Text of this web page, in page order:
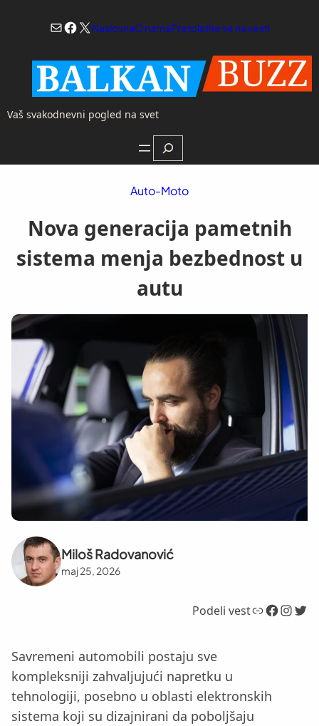
Mail
Facebook
X NaslovnaO namaPretplatite se na vesti
Vaš svakodnevni pogled na svet
Search
Auto-Moto
Nova generacija pametnih
sistema menja bezbednost u
autu
Miloš Radovanović
maj 25, 2026
Podeli vestLink Facebook InstagramTwitter
Savremeni automobili postaju sve
kompleksniji zahvaljujući napretku u
tehnologiji, posebno u oblasti elektronskih
sistema koji su dizajnirani da poboljšaju